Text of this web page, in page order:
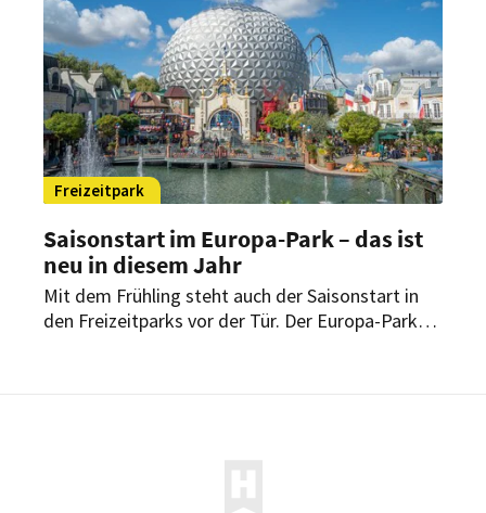
Freizeitpark
Saisonstart im Europa-Park – das ist
neu in diesem Jahr
Mit dem Frühling steht auch der Saisonstart in
den Freizeitparks vor der Tür. Der Europa-Park